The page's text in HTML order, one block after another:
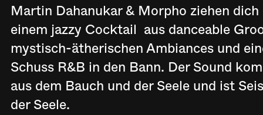
Martin Dahanukar & Morpho ziehen
einem jazzy Cocktail aus danceable
mystisch-ätherischen Ambiances und
Schuss R&B in den Bann. Der Sound
aus dem Bauch und der Seele und ist
der Seele.